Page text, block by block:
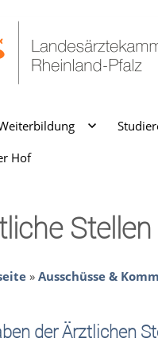
Hof
» Ausschüsse &
der Ärztlichen